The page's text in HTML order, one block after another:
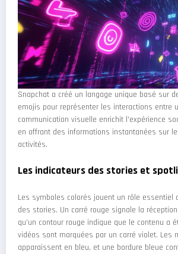
Snapchat a créé un langage unique basé sur
emojis pour représenter les interactions entre
communication visuelle enrichit l'expérience
en offrant des informations instantanées sur
activités.
Les indicateurs des stories et
Les symboles colorés jouent un rôle essentiel
des stories. Un carré rouge signale la
qu'un contour rouge indique que le contenu a
vidéos sont marquées par un carré violet. Les
apparaissent en bleu, et une bordure bleue